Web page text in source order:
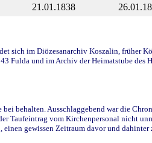
21.01.1838
sich im Diözesanarchiv Koszalin, früher
Fulda und im Archiv der Heimatstube
behalten. Ausschlaggebend war die
Taufeintrag vom Kirchenpersonal nicht
gewissen Zeitraum davor und